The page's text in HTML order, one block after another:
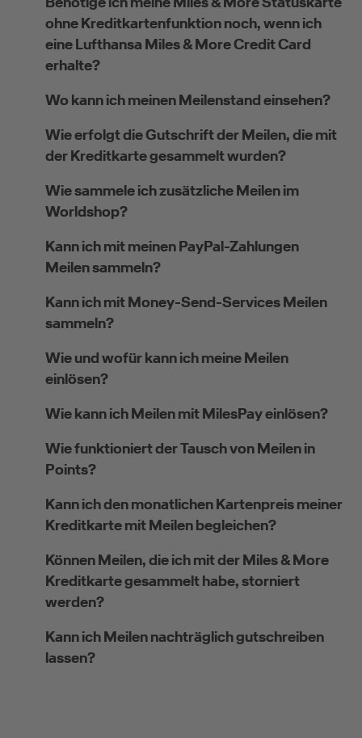
ohne Kreditkartenfunktion noch, wenn ich
eine Lufthansa Miles & More Credit Card
erhalte?
Wo kann ich meinen Meilenstand einsehen?
Wie erfolgt die Gutschrift der Meilen, die mit
der Kreditkarte gesammelt wurden?
Wie sammele ich zusätzliche Meilen im
Worldshop?
Kann ich mit meinen PayPal-Zahlungen
Meilen sammeln?
Kann ich mit Money-Send-Services Meilen
sammeln?
Wie und wofür kann ich meine Meilen
einlösen?
Wie kann ich Meilen mit MilesPay einlösen?
Wie funktioniert der Tausch von Meilen in
Points?
Kann ich den monatlichen Kartenpreis meiner
Kreditkarte mit Meilen begleichen?
Können Meilen, die ich mit der Miles & More
Kreditkarte gesammelt habe, storniert
werden?
Kann ich Meilen nachträglich gutschreiben
lassen?